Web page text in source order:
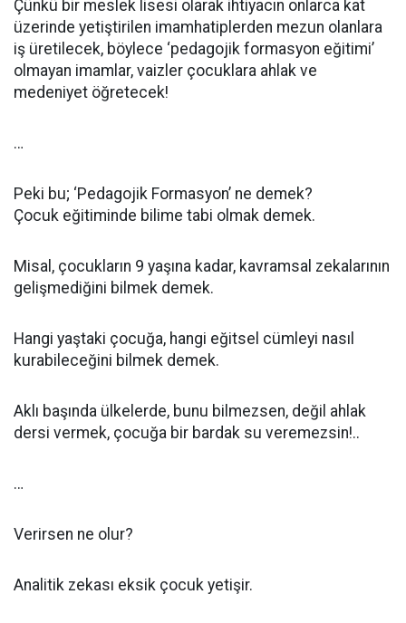
Çünkü bir meslek lisesi olarak ihtiyacın onlarca kat
üzerinde yetiştirilen imamhatiplerden mezun olanlara
iş üretilecek, böylece ‘pedagojik formasyon eğitimi’
olmayan imamlar, vaizler çocuklara ahlak ve
medeniyet öğretecek!
…
Peki bu; ‘Pedagojik Formasyon’ ne demek?
Çocuk eğitiminde bilime tabi olmak demek.
Misal, çocukların 9 yaşına kadar, kavramsal zekalarının
gelişmediğini bilmek demek.
Hangi yaştaki çocuğa, hangi eğitsel cümleyi nasıl
kurabileceğini bilmek demek.
Aklı başında ülkelerde, bunu bilmezsen, değil ahlak
dersi vermek, çocuğa bir bardak su veremezsin!..
…
Verirsen ne olur?
Analitik zekası eksik çocuk yetişir.